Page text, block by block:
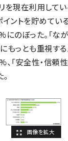
を現在利用して
ントを貯めている
にのぼった。「な
もっとも重視する
「安全性・信頼性